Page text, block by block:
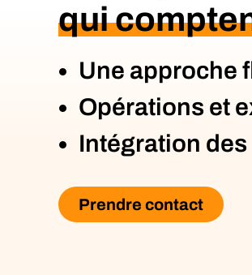
qui
Une approche
Opérations et
Intégration
Prendre contact